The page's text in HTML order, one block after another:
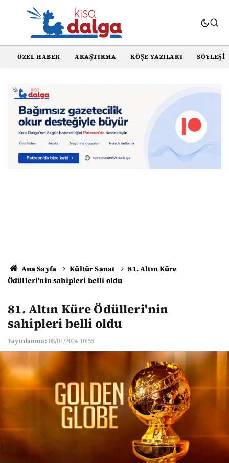
ÖZEL HABER ARAŞTIRMA KÖŞE YAZILARI SÖYLEŞI
Ana Sayfa Kültür Sanat
81. Altın Küre
Ödülleri'nin sahipleri belli oldu
81. Altın Küre Ödülleri'nin
sahipleri belli oldu
Yayınlanma: 08/01/2024 10:55